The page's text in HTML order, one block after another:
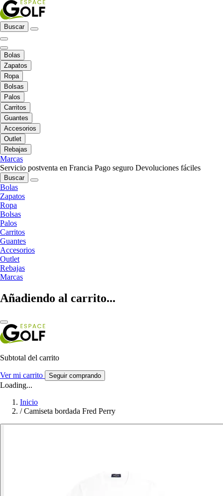
Buscar
Bolas
Zapatos
Ropa
Bolsas
Palos
Carritos
Guantes
Accesorios
Outlet
Rebajas
Marcas
Servicio postventa en Francia Pago seguro Devoluciones fáciles
Buscar
Bolas
Zapatos
Ropa
Bolsas
Palos
Carritos
Guantes
Accesorios
Outlet
Rebajas
Marcas
Añadiendo al carrito...
Subtotal del carrito
Ver mi carrito Seguir comprando
Loading...
Inicio
/ Camiseta bordada Fred Perry